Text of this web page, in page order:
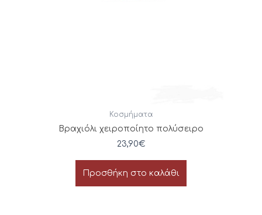
Κοσμήματα
Βραχιόλι χειροποίητο πολύσειρο
23,90€
Προσθήκη στο καλάθι